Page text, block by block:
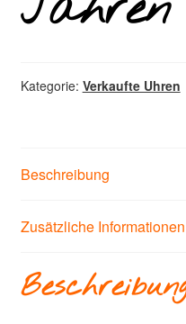
Kategorie: Verkaufte Uhren
Beschreibung
Zusätzliche Informationen